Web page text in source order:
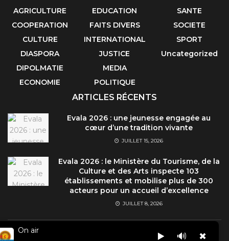
AGRICULTURE
COOPERATION
CULTURE
DIASPORA
DIPOLMATIE
ECONOMIE
EDUCATION
FAITS DIVERS
INTERNATIONAL
JUSTICE
MEDIA
POLITIQUE
SANTE
SOCIETE
SPORT
Uncategorized
ARTICLES RÉCENTS
Evala 2026 : une jeunesse engagée au
cœur d’une tradition vivante
JUILLET 15, 2026
Evala 2026 : le Ministère du Tourisme, de la
Culture et des Arts inspecte 103
établissements et mobilise plus de 300
acteurs pour un accueil d’excellence
JUILLET 8, 2026
On air
▶️ 🔊 ✖